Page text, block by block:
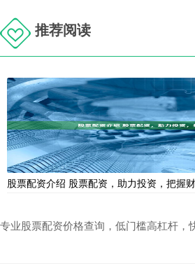
推荐阅读
股票配资介绍 股票配资，助力投资，把握
专业股票配资价格查询，低门槛高杠杆，